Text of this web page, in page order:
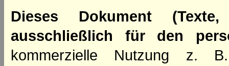
Dieses Dokument
ausschließlich für den
kommerzielle Nutzung z.